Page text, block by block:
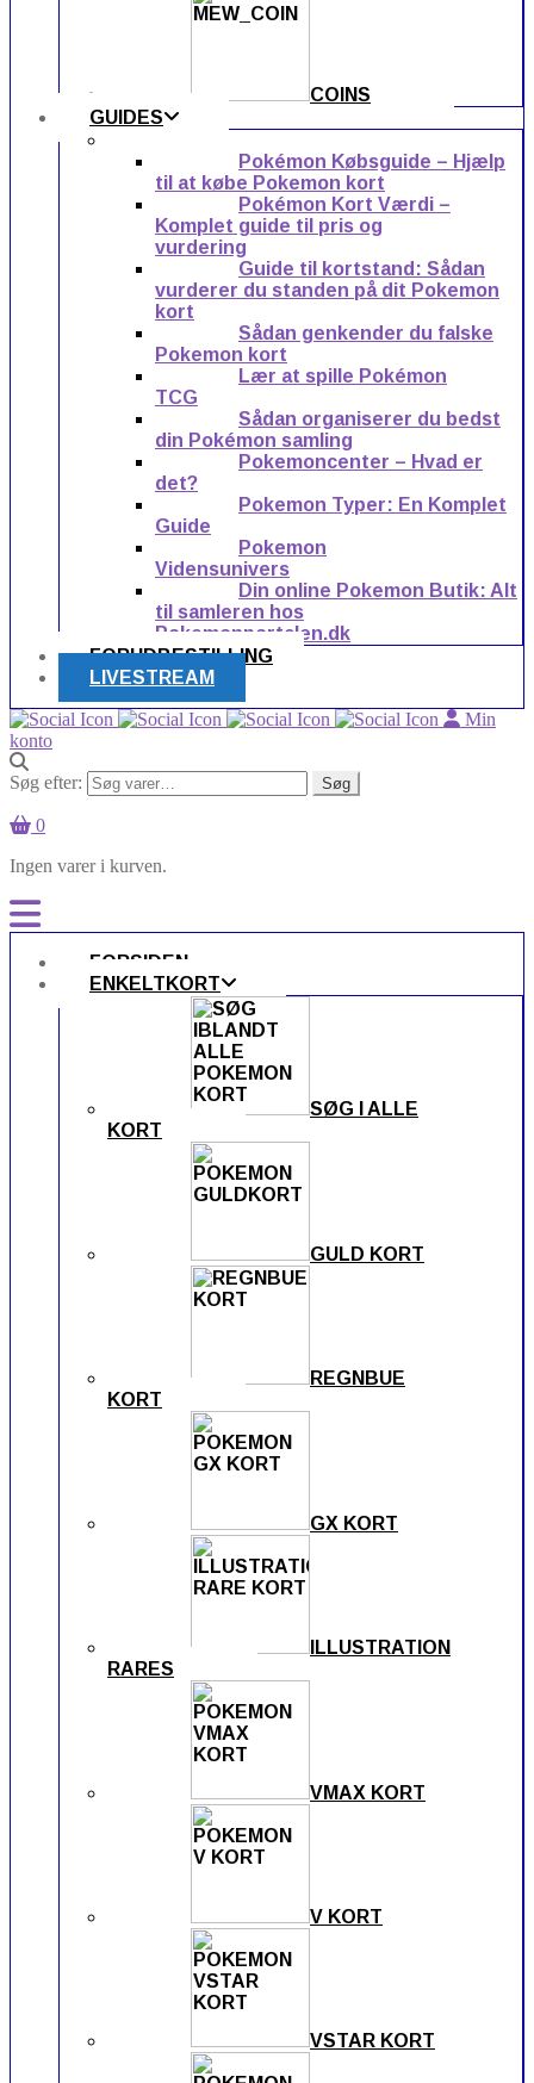
COINS
GUIDES
Pokémon Købsguide – Hjælp
til at købe Pokemon kort
Pokémon Kort Værdi –
Komplet guide til pris og
vurdering
Guide til kortstand: Sådan
vurderer du standen på dit Pokemon
kort
Sådan genkender du falske
Pokemon kort
Lær at spille Pokémon
TCG
Sådan organiserer du bedst
din Pokémon samling
Pokemoncenter – Hvad er
det?
Pokemon Typer: En Komplet
Guide
Pokemon
Vidensunivers
Din online Pokemon Butik: Alt
til samleren hos
Pokemonportalen.dk
FORUDBESTILLING
LIVESTREAM
Min
konto
Søg efter: Søg
0
Ingen varer i kurven.
FORSIDEN
ENKELTKORT
SØG I ALLE
KORT
GULD KORT
REGNBUE
KORT
GX KORT
ILLUSTRATION
RARES
VMAX KORT
V KORT
VSTAR KORT